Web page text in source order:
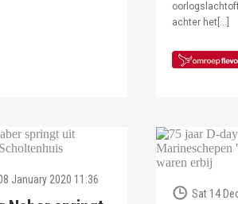
achter het[…]
January 2020 11:36
Sat 14